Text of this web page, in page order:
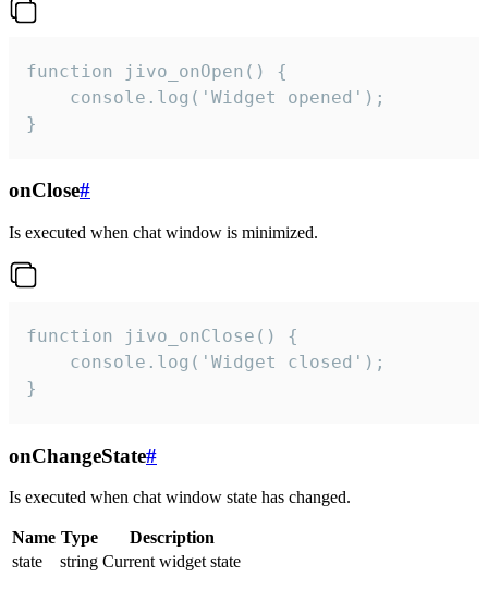
function jivo_onOpen() {
    console.log('Widget opened');
}
onClose#
Is executed when chat window is minimized.
function jivo_onClose() {
    console.log('Widget closed');
}
onChangeState#
Is executed when chat window state has changed.
Name Type
Description
state
string Current widget state